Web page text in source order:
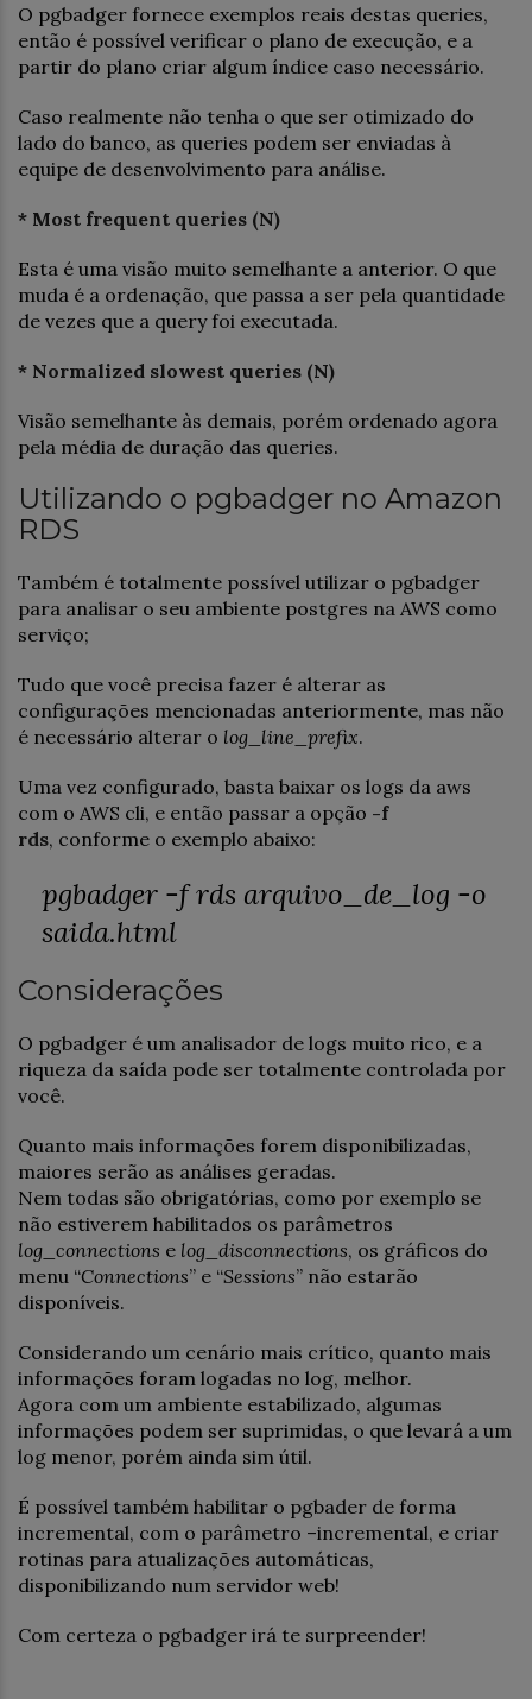
O pgbadger fornece exemplos reais destas queries,
então é possível verificar o plano de execução, e a
partir do plano criar algum índice caso necessário.
Caso realmente não tenha o que ser otimizado do
lado do banco, as queries podem ser enviadas à
equipe de desenvolvimento para análise.
* Most frequent queries (N)
Esta é uma visão muito semelhante a anterior. O que
muda é a ordenação, que passa a ser pela quantidade
de vezes que a query foi executada.
* Normalized slowest queries (N)
Visão semelhante às demais, porém ordenado agora
pela média de duração das queries.
Utilizando o pgbadger no Amazon
RDS
Também é totalmente possível utilizar o pgbadger
para analisar o seu ambiente postgres na AWS como
serviço;
Tudo que você precisa fazer é alterar as
configurações mencionadas anteriormente, mas não
é necessário alterar o log_line_prefix.
Uma vez configurado, basta baixar os logs da aws
com o AWS cli, e então passar a opção -f
rds, conforme o exemplo abaixo:
pgbadger -f rds arquivo_de_log -o
saida.html
Considerações
O pgbadger é um analisador de logs muito rico, e a
riqueza da saída pode ser totalmente controlada por
você.
Quanto mais informações forem disponibilizadas,
maiores serão as análises geradas.
Nem todas são obrigatórias, como por exemplo se
não estiverem habilitados os parâmetros
log_connections e log_disconnections, os gráficos do
menu “Connections” e “Sessions” não estarão
disponíveis.
Considerando um cenário mais crítico, quanto mais
informações foram logadas no log, melhor.
Agora com um ambiente estabilizado, algumas
informações podem ser suprimidas, o que levará a um
log menor, porém ainda sim útil.
É possível também habilitar o pgbader de forma
incremental, com o parâmetro –incremental, e criar
rotinas para atualizações automáticas,
disponibilizando num servidor web!
Com certeza o pgbadger irá te surpreender!